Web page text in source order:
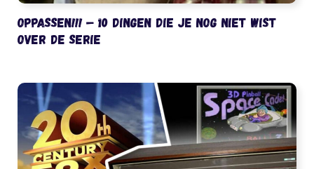
Oppassen!!! – 10 dingen die je nog niet wist
over de serie